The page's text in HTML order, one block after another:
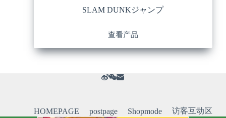
SLAM DUNKジャンプ
查看产品
HOMEPAGE postpage Shopmode 访客互动区